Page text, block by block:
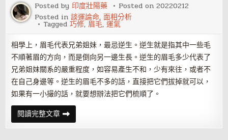
Posted by 印度壯陽藥 Posted on20220212
Posted in談運論命,面相分析
Tagged巧修,眉毛,運氣
相學上，眉毛代表兄弟姐妹，最忌逆生。逆生就是指其中一些毛
不順著眉的方向，而是倒向另一邊生長。逆生的眉毛多少代表了
兄弟姐妹關系的嚴重程度，如容易產生不和，少有來往，或者不
在自己身邊等。逆生的眉毛不多的話，直接把它們拔掉就可以，
如果有一小撮的話，就要想辦法把它們梳順了。
閱讀完整文章如
何
巧